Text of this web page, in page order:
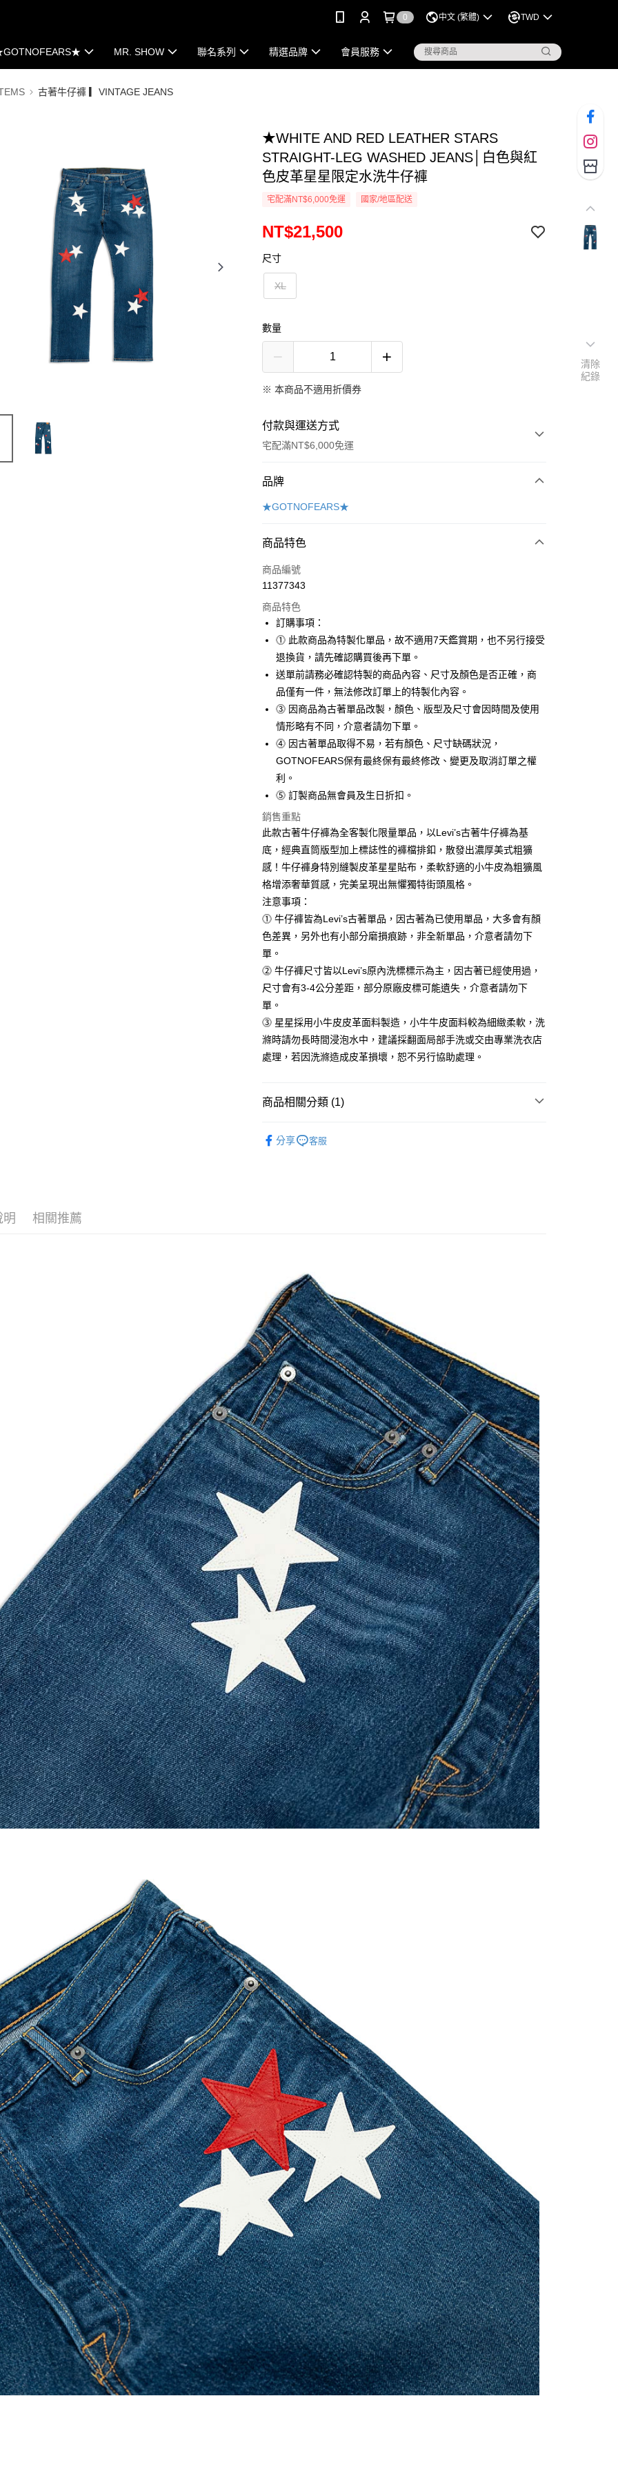
0 中文 (繁體) TWD
MR. SHOW 聯名系列 精選品牌 會員服務
古著牛仔褲 ▎VINTAGE JEANS
★WHITE AND RED LEATHER STARS
STRAIGHT-LEG WASHED JEANS│白色與紅
色皮革星星限定水洗牛仔褲
宅配滿NT$6,000免運 國家/地區配送
NT$21,500
尺寸
XL
數量
※ 本商品不適用折價券
付款與運送方式
宅配滿NT$6,000免運
付款方式
信用卡一次付款
AFTEE先享後付
【關於「AFTEE先享後付」】
AFTEE先享後付是「在收到商品之後才付款」的支付方式。 讓您購物簡單
便利好安心！
２．便利：只要手機號碼，簡訊認證，即可結帳。
３．安心：先確認商品／服務後，再付款。
【「AFTEE先享後付」結帳流程】
１．於結帳方式選擇「AFTEE先享後付」後，將跳轉至「AFTEE先享後
付」結帳頁面，進行簡訊認證並確認金額後，即可完成結帳。
２．訂單成立數日內，您將收到繳費通知簡訊。
３．收到繳費通知簡訊後14天內，點擊此簡訊中的連結，可透過四大超商
／ATM／網路銀行／等多元方式進行付款，方視為交易完成。
※ 請注意：結帳手續完成當下不需立刻繳費，但若您需要取消訂單，請聯
先享後付繳納相關費用。
※ 交易是否成功請以「AFTEE先享後付 」之結帳頁面顯示為準，若有關於
是否繳費成功／繳費後需取消欲退款等相關疑問，請聯繫「AFTEE先享後
付客戶支援中心」https://netprotections.freshdesk.com/support/home
【注意事項】
１．透過由恩沛科技股份有限公司提供之「AFTEE先享後付」服務完成之
交易，需依本服務之必要範圍內提供個人資料，並將交易相關給付款項請
求債權轉讓予恩沛科技股份有限公司。
https://aftee.tw/terms/#terms3
３．未成年的使用者請事先徵得法定代理人或監護人之同意方可使用
「AFTEE先享後付」，若未經同意申辦者引起之損失，本公司不負相關責
４．使用「AFTEE先享後付」時，將依據個別帳號之用戶狀況，依本公司
即時審查核予不同之上限額度；若仍有額度不足之情形，本公司將視審查
５．嚴禁一人註冊多個帳號或使用他人資訊註冊。若發現惡意使用之情
形，恩沛科技股份有限公司將有權停止該用戶之使用額度並採取法律行
動。
ATM付款
運送方式
宅配
每筆NT$190，滿NT$6,000(含以上)免運費
離島宅配
每筆NT$320，滿NT$8,000(含以上)免運費
付款後門市自取
免運費
國家/地區配送 查看運費
品牌
★GOTNOFEARS★
商品特色
商品編號
11377343
商品特色
訂購事項：
⓵ 此款商品為特製化單品，故不適用7天鑑賞期，也不另行接受
退換貨，請先確認購買後再下單。
送單前請務必確認特製的商品內容、尺寸及顏色是否正確，商
品僅有一件，無法修改訂單上的特製化內容。
⓷ 因商品為古著單品改製，顏色、版型及尺寸會因時間及使用
情形略有不同，介意者請勿下單。
⓸ 因古著單品取得不易，若有顏色、尺寸缺碼狀況，
GOTNOFEARS保有最終保有最終修改、變更及取消訂單之權
利。
⓹ 訂製商品無會員及生日折扣。
銷售重點
此款古著牛仔褲為全客製化限量單品，以Levi’s古著牛仔褲為基
底，經典直筒版型加上標誌性的褲檔排釦，散發出濃厚美式粗獷
感！牛仔褲身特別縫製皮革星星貼布，柔軟舒適的小牛皮為粗獷風
格增添奢華質感，完美呈現出無懼獨特街頭風格。
注意事項：
⓵ 牛仔褲皆為Levi’s古著單品，因古著為已使用單品，大多會有顏
色差異，另外也有小部分磨損痕跡，非全新單品，介意者請勿下
單。
⓶ 牛仔褲尺寸皆以Levi’s原內洗標標示為主，因古著已經使用過，
尺寸會有3-4公分差距，部分原廠皮標可能遺失，介意者請勿下
單。
⓷ 星星採用小牛皮皮革面料製造，小牛牛皮面料較為細緻柔軟，洗
滌時請勿長時間浸泡水中，建議採翻面局部手洗或交由專業洗衣店
處理，若因洗滌造成皮革損壞，恕不另行協助處理。
商品相關分類 (1)
牛仔褲 ▎VINTAGE JEANS
分享 客服
明 相關推薦
清除
紀錄